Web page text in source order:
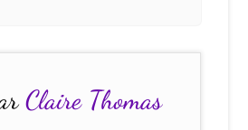
Claire Thomas